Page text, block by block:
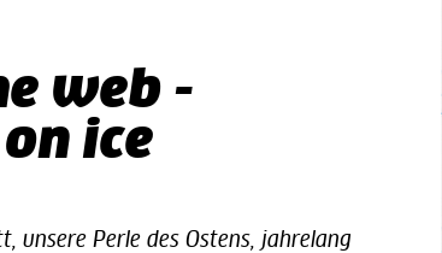
web -
ice
unsere Perle des Ostens, jahrelang